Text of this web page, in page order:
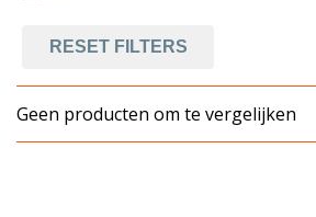
RESET FILTERS
Geen producten om te vergelijken